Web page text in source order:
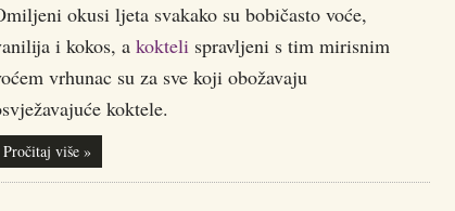
okusi ljeta svakako su bobičasto voće,
i kokos, a koktelispravljeni s tim mirisnim
vrhunac su za sve koji obožavaju
koktele.
Pročitaj više »